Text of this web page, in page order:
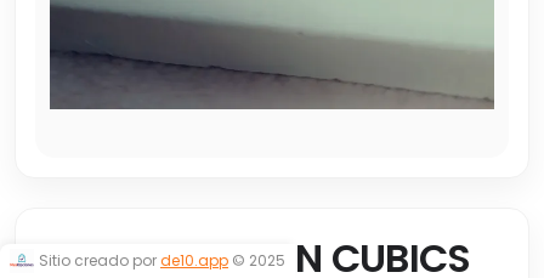
ARO CUFF CON CUBICS
Sitio creado porde10.app © 2025